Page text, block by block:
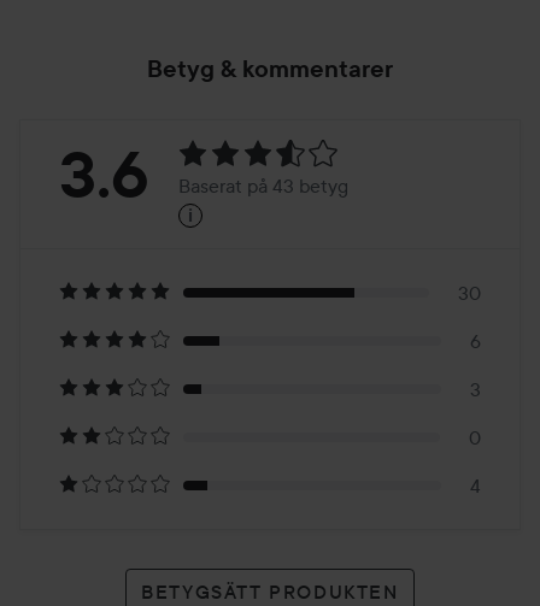
Betyg & kommentarer
Betyg:
Baserat
på
43
betyg
3.6 Baserat på 43 betyg
i
30
6
3
0
4
BETYGSÄTT PRODUKTEN